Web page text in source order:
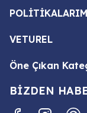
VETUREL
Öne Çıkan
BİZDEN